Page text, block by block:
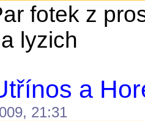
fotek z
lyzich
a
21:31